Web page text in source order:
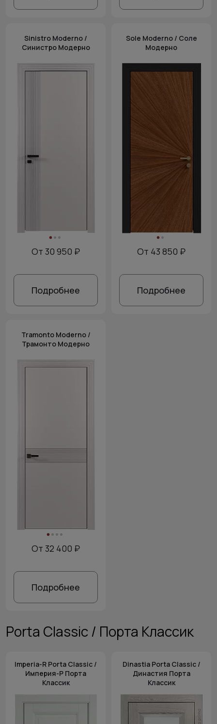
Sinistro Moderno /
Синистро Модерно
От 30 950 ₽
Подробнее
Sole Moderno / Соле
Модерно
От 43 850 ₽
Подробнее
Tramonto Moderno /
Трамонто Модерно
От 32 400 ₽
Подробнее
Porta Classic / Порта Классик
Imperia-R Porta Classic /
Империя-Р Порта
Классик
Dinastia Porta Classic /
Династия Порта
Классик